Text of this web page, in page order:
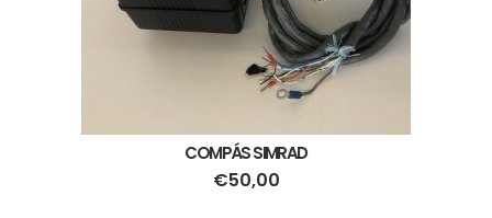
COMPÁS SIMRAD
€50,00